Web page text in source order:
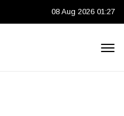
08 Aug 2026 01:27